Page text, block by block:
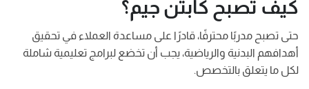
كيف تصبح كابتن جيم؟
حتى تصبح مدربًا محترفًا، قادرًا على مساعدة العملاء في تحقيق
أهدافهم البدنية والرياضية، يجب أن تخضع لبرامج تعليمية شاملة
لكل ما يتعلق بالتخصص.